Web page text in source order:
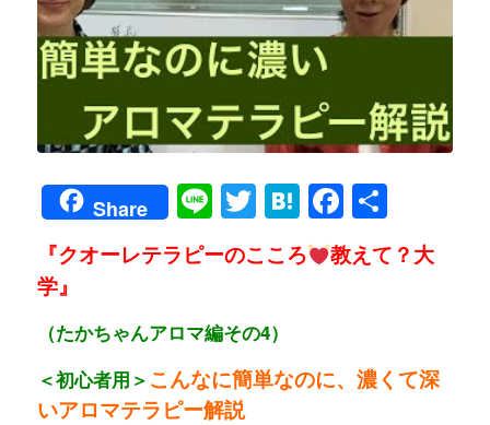
Share LineTwitter
Hatena共
有
『クオーレテラピーのこころ
教えて？大
学』
（たかちゃんアロマ編その4）
＜初心者用＞ こんなに簡単なのに、濃くて深
いアロマテラピー解説